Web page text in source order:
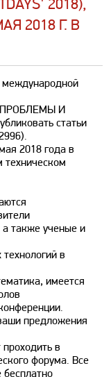
2018 Г. В
международной
И
статьи
2018 года в
техническом
а также ученые и
в
имеется
предложения
в
форума. Все
бесплатно